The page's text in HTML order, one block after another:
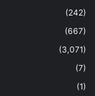
(242)
(667)
(3,071)
(7)
(1)